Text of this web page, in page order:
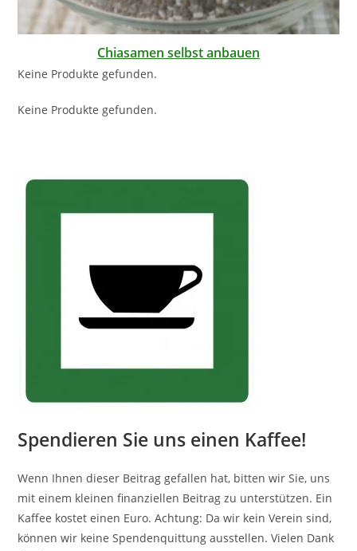
Chiasamen selbst anbauen
Keine Produkte gefunden.
Keine Produkte gefunden.
Spendieren Sie uns einen Kaffee!
Wenn Ihnen dieser Beitrag gefallen hat, bitten wir Sie, uns
mit einem kleinen finanziellen Beitrag zu unterstützen. Ein
Kaffee kostet einen Euro. Achtung: Da wir kein Verein sind,
können wir keine Spendenquittung ausstellen. Vielen Dank